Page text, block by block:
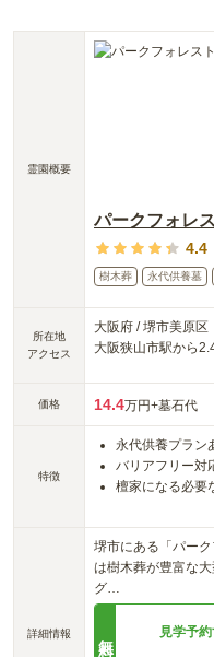
霊園概要
所在地
アクセス
価格
特徴
詳細情報
パークフォレ
4.4
樹木葬 永代供養墓
大阪府 /堺市美原区
大阪狭山市駅から
14.4万円+墓石代
永代供養プラン
バリアフリー対
檀家になる必要
堺市にある「パーク
は樹木葬が豊富な
グ
見学予